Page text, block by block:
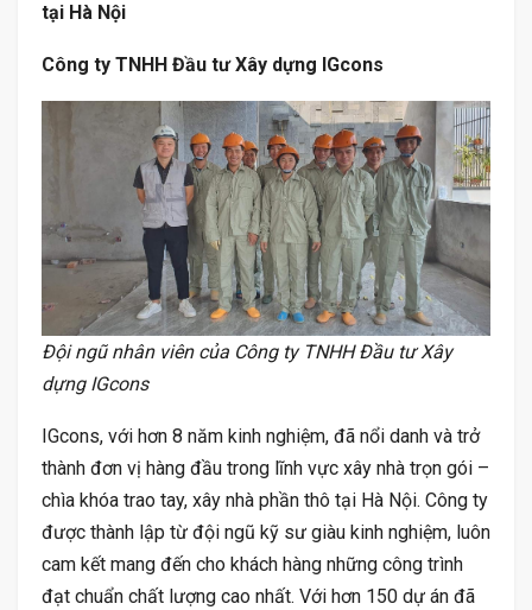
tại Hà Nội
Công ty TNHH Đầu tư Xây dựng IGcons
Đội ngũ nhân viên của Công ty TNHH Đầu tư Xây
dựng IGcons
IGcons, với hơn 8 năm kinh nghiệm, đã nổi danh và trở
thành đơn vị hàng đầu trong lĩnh vực xây nhà trọn gói –
chìa khóa trao tay, xây nhà phần thô tại Hà Nội. Công ty
được thành lập từ đội ngũ kỹ sư giàu kinh nghiệm, luôn
cam kết mang đến cho khách hàng những công trình
đạt chuẩn chất lượng cao nhất. Với hơn 150 dự án đã